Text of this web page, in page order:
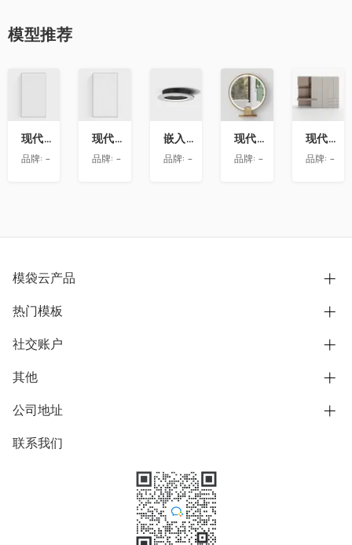
模型推荐
现代玻璃隔断
品牌: -
现代玻璃隔断
品牌: -
藏
嵌入式迷你小射灯
品牌: -
收
藏
现代圆形桌面智能化妆镜
品牌: -
收
现代极简免拉手衣柜带书桌
品牌: -
模袋云产品
别墅设计营销
模型协同展示分享
别墅社区
别墅模板
热门模板
欧式别墅
中式别墅
日式别墅
社交账户
B站
抖音
微信公众号
其他
用户服务协议
隐私政策
公司地址
上海市浦东新区东方路1215-1217号
联系我们